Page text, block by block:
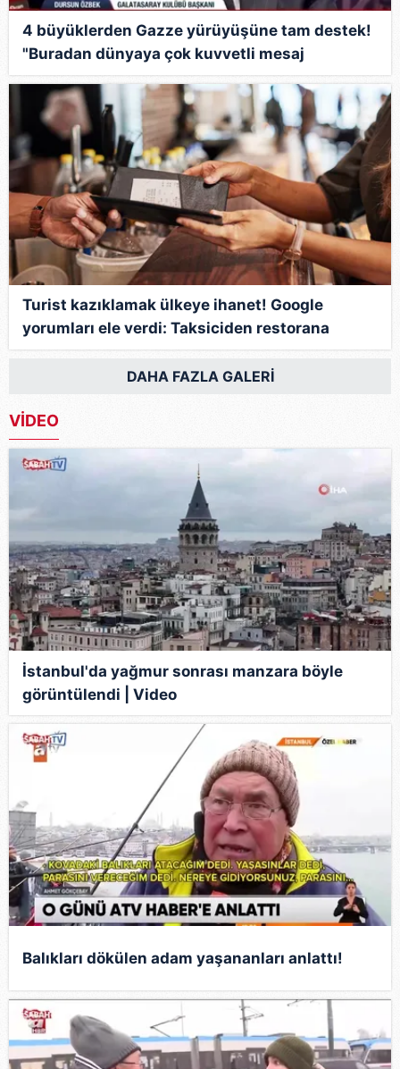
4 büyüklerden Gazze yürüyüşüne tam destek!
"Buradan dünyaya çok kuvvetli mesaj
vereceğiz"
Turist kazıklamak ülkeye ihanet! Google
yorumları ele verdi: Taksiciden restorana
uzanan organize tuzak
DAHA FAZLA GALERİ
VİDEO
İstanbul'da yağmur sonrası manzara böyle
görüntülendi | Video
Balıkları dökülen adam yaşananları anlattı!